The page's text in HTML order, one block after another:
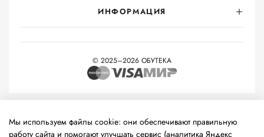
ИНФОРМАЦИЯ
© 2025–2026 ОБУТЕКА
технологии
(информационные технологии предоставления
информации на основе сбора, систематизации и анализа
Мы используем файлы cookie: они обеспечивают правильную
работу сайта и помогают улучшать сервис (аналитика Яндекс